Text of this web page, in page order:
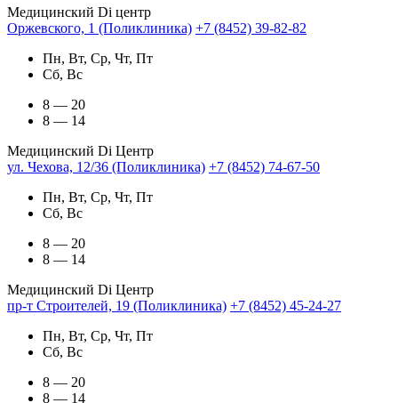
Медицинский Di центр
Оржевского, 1 (Поликлиника) +7 (8452) 39-82-82
Пн, Вт, Ср, Чт, Пт
Сб, Вс
8 — 20
8 — 14
Медицинский Di Центр
ул. Чехова, 12/36 (Поликлиника) +7 (8452) 74-67-50
Пн, Вт, Ср, Чт, Пт
Сб, Вс
8 — 20
8 — 14
Медицинский Di Центр
пр-т Строителей, 19 (Поликлиника) +7 (8452) 45-24-27
Пн, Вт, Ср, Чт, Пт
Сб, Вс
8 — 20
8 — 14